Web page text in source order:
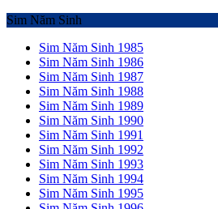
Sim Năm Sinh
Sim Năm Sinh 1985
Sim Năm Sinh 1986
Sim Năm Sinh 1987
Sim Năm Sinh 1988
Sim Năm Sinh 1989
Sim Năm Sinh 1990
Sim Năm Sinh 1991
Sim Năm Sinh 1992
Sim Năm Sinh 1993
Sim Năm Sinh 1994
Sim Năm Sinh 1995